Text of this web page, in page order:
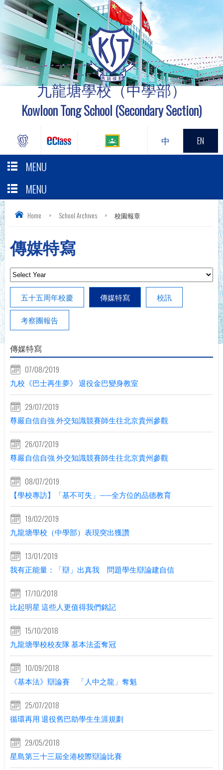
九龍塘學校（中學部）
Kowloon Tong School (Secondary Section)
中 EN
MENU
MENU
Home > School Archives > 校園報章
傳媒特寫
五十五周年校慶 傳媒特寫 校訊
考察團報告
傳媒特寫
07/08/2019
九校《巴士再生夢》 退役金巴變身教室
29/07/2019
尊嚴自信自強 外交知識競賽師生往北京貴州參觀
26/07/2019
尊嚴自信自強 外交知識競賽師生往北京貴州參觀
08/07/2019
【學校專訪】「基不可失」——全方位的品德教育
19/02/2019
九龍塘學校（中學部）表現突出獲讚
13/01/2019
我有正能量：「辯」出真我 問題學生辯論建自信
17/10/2018
比起明星 這些人更值得我們銘記
15/10/2018
九龍塘學校校友隊 基本法盃奪冠
10/09/2018
《基本法》辯論賽 「人中之龍」奪魁
25/07/2018
循環再用 退役舊巴助學生生涯規劃
29/05/2018
星島第三十三屆全港校際辯論比賽